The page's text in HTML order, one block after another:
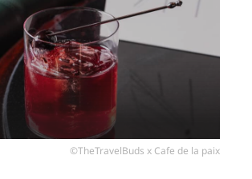
©TheTravelBuds x Cafe de la paix